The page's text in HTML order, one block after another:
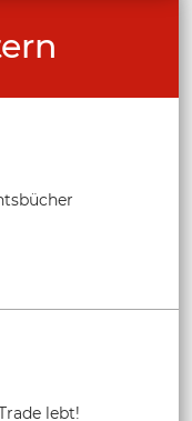
lebt!